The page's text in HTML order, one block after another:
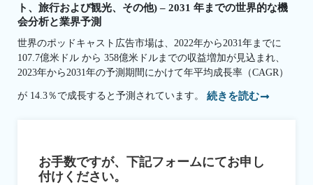
ト、旅行および観光、その他) – 2031 年までの世界的な機
会分析と業界予測
世界のポッドキャスト広告市場は、2022年から2031年までに
107.7億米ドル から 358億米ドルまでの収益増加が見込まれ、
2023年から2031年の予測期間にかけて年平均成長率（CAGR）
が 14.3％で成長すると予測されています。 続きを読む
お手数ですが、下記フォームにてお申し
付けください。